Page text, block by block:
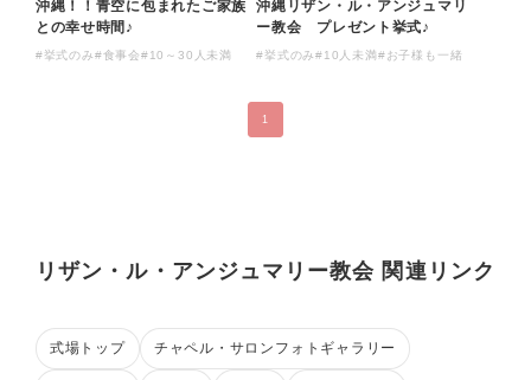
沖縄！！青空に包まれたご家族
との幸せ時間♪
#挙式のみ#食事会#10～30人未満
沖縄リザン・ル・アンジュマリ
ー教会 プレゼント挙式♪
#挙式のみ#10人未満#お子様も一緒
1
リザン・ル・アンジュマリー教会 関連リンク
式場トップ チャペル・サロンフォトギャラリー